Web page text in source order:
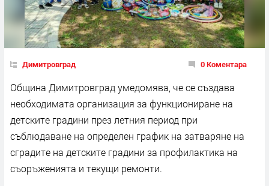
Димитровград 0 Коментара
Община Димитровград умедомява, че се създава
необходимата организация за функциониране на
детските градини през летния период при
съблюдаване на определен график на затваряне на
сградите на детските градини за профилактика на
съоръженията и текущи ремонти.